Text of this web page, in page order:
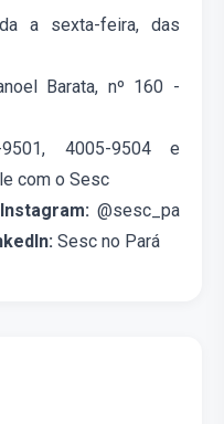
a sexta-feira, das
Barata, nº 160 -
4005-9504 e
com o Sesc
Instagram:@sesc_pa
Sesc no Pará